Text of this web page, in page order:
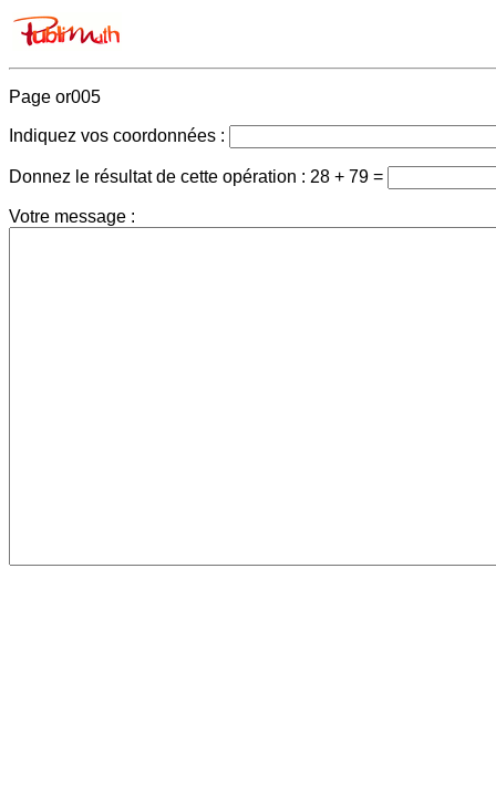
Page or005
Indiquez vos coordonnées :
Donnez le résultat de cette opération : 28 + 79 =
Votre message :